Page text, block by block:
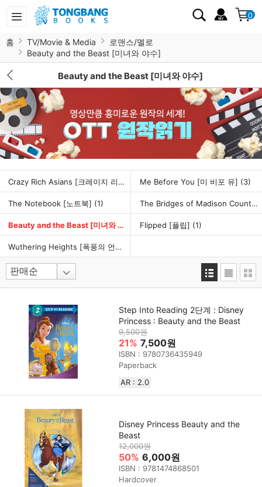
0
홈 TV/Movie & Media
로맨스/멜로
Beauty and the Beast [미녀와 야수]
Beauty and the Beast [미녀와 야수]
Crazy Rich Asians [크레이지 리치 아시안스] (1)
Me Before You [미 비포 유] (3)
The Notebook [노트북] (1) The Bridges of Madison County [매디슨 카운티의 다리]
Beauty and the Beast [미녀와 야수] (6)
Flipped [플립] (1)
Wuthering Heights [폭풍의 언덕]
Step Into Reading 2단계 : Disney
Princess : Beauty and the Beast
9,500원
21% 7,500원
ISBN : 9780736435949
Paperback
AR : 2.0
Disney Princess Beauty and the
Beast
12,000원
50% 6,000원
ISBN : 9781474868501
Hardcover